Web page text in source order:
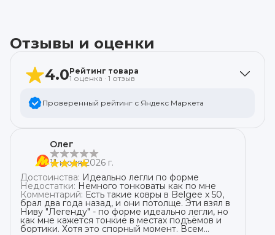
Отзывы и оценки
4.0Рейтинг товара
1 оценка · 1 отзыв
Проверенный рейтинг с Яндекс Маркета
5 звёзд
0
звезды
звезды
2 звезды
1 звезда
Олег
11 июля 2026 г.
Достоинства: Идеально легли по форме
Недостатки: Немного тонковаты как по мне
Комментарий: Есть такие ковры в Belgee x 50,
брал два года назад, и они потолще. Эти взял в
Ниву "Легенду" - по форме идеально легли, но
как мне кажется тонкие в местах подъёмов и
бортики. Хотя это спорный момент. Всем